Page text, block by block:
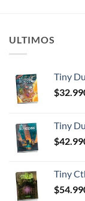
ULTIMOS
Tiny
$
Tiny
$
Tiny
$